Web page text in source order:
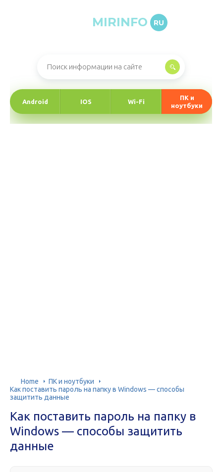
MIRINFO RU
Android IOS Wi-Fi
ПК и
ноутбуки
Home
ПК и ноутбуки
Как поставить пароль на папку в Windows — способы
защитить данные
Как поставить пароль на папку в
Windows — способы защитить
данные